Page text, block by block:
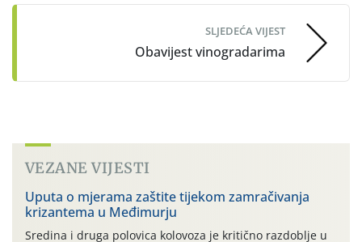
SLJEDEĆA VIJEST
Obavijest vinogradarima
VEZANE VIJESTI
Uputa o mjerama zaštite tijekom zamračivanja
krizantema u Međimurju
Sredina i druga polovica kolovoza je kritično razdoblje u